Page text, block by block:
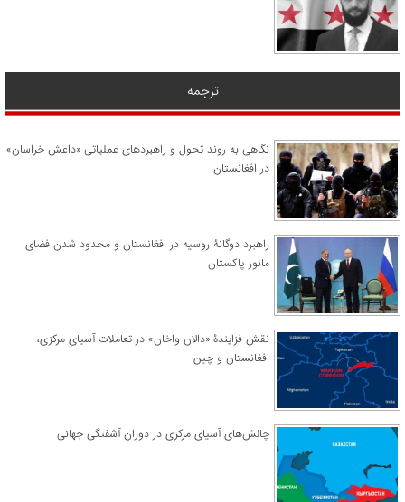
ترجمه
نگاهی به روند تحول و راهبردهای عملیاتی «داعش خراسان»
در افغانستان
راهبرد دوگانۀ روسیه در افغانستان و محدود شدن فضای
مانور پاکستان
نقش فزایندۀ «دالان واخان» در تعاملات آسیای مرکزی،
افغانستان و چین
چالش‌های آسیای مرکزی در دوران آشفتگی جهانی